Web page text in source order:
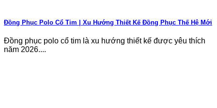
Đồng Phục Polo Cổ Tim | Xu Hướng Thiết Kế Đồng Phục Thế Hệ Mới
Đồng phục polo cổ tim là xu hướng thiết kế được yêu thích
năm 2026....